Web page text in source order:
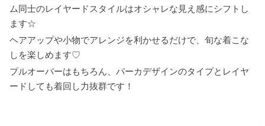
ム同士のレイヤードスタイルはオシャレな見え感にシフトし
ます☆
ヘアアップや小物でアレンジを利かせるだけで、旬な着こな
しを楽しめます♡
プルオーバーはもちろん、パーカデザインのタイプとレイヤ
ードしても着回し力抜群です！